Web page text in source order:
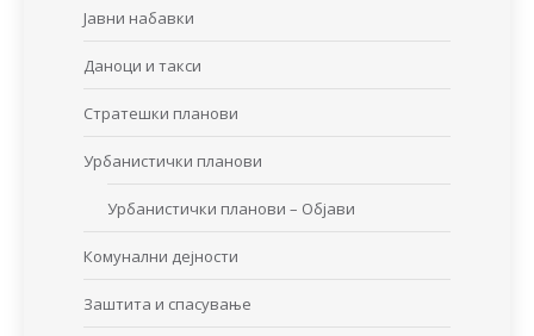
Јавни набавки
Даноци и такси
Стратешки планови
Урбанистички планови
Урбанистички планови – Објави
Комунални дејности
Заштита и спасување